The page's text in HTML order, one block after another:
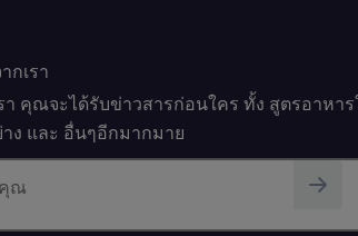
กเรา
า คุณจะได้รับข่าวสารก่อนใคร ทั้ง สูตรอาหา
ง และ อื่นๆอีกมากมาย
ณ